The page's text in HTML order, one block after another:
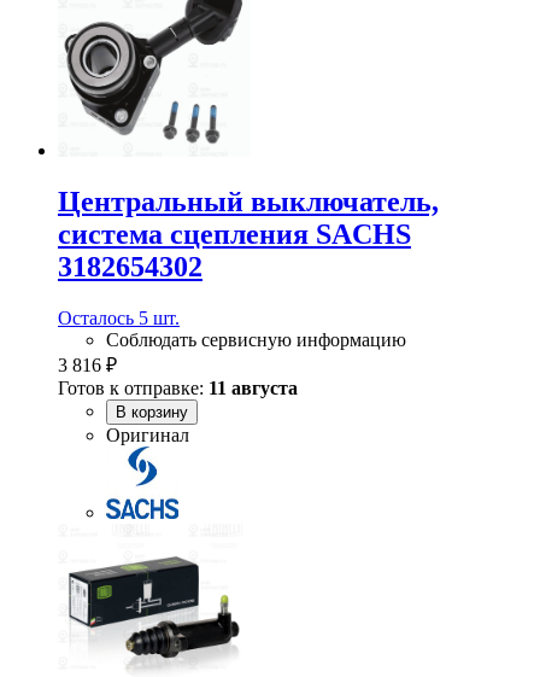
Центральный выключатель,
система сцепления SACHS
3182654302
Осталось 5 шт.
Соблюдать сервисную информацию
3 816 ₽
Готов к отправке: 11 августа
В корзину
Оригинал